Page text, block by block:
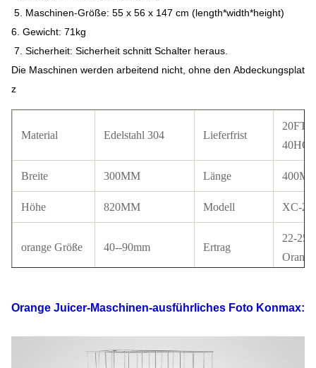
5. Maschinen-Größe: 55 x 56 x 147 cm (length*width*height)
6. Gewicht: 71kg
7. Sicherheit: Sicherheit schnitt Schalter heraus.
Die Maschinen werden arbeitend nicht, ohne den Abdeckungsplat
z
Material Edelstahl 304 Lieferfrist
20FT:
40HQ:
Breite 300MM Länge
Höhe 820MM Modell XC-
orange Größe 40--90mm Ertrag
22-25
Paketgröße 410*310*780MM Zertifikat
110V-220V, 50-
Orange Juicer-Maschinen-ausführliches Foto Konmax: